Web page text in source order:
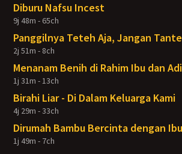
Diburu Nafsu Incest
9j 48m - 65ch
Panggilnya Teteh Aja, Jangan Tante
2j 51m - 8ch
Menanam Benih di Rahim Ibu dan
1j 31m - 13ch
Birahi Liar - Di Dalam Keluarga Kami
4j 29m - 33ch
Dirumah Bambu Bercinta dengan Ibu
1j 49m - 7ch